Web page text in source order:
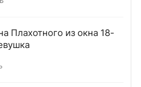
Плахотного из окна 18-